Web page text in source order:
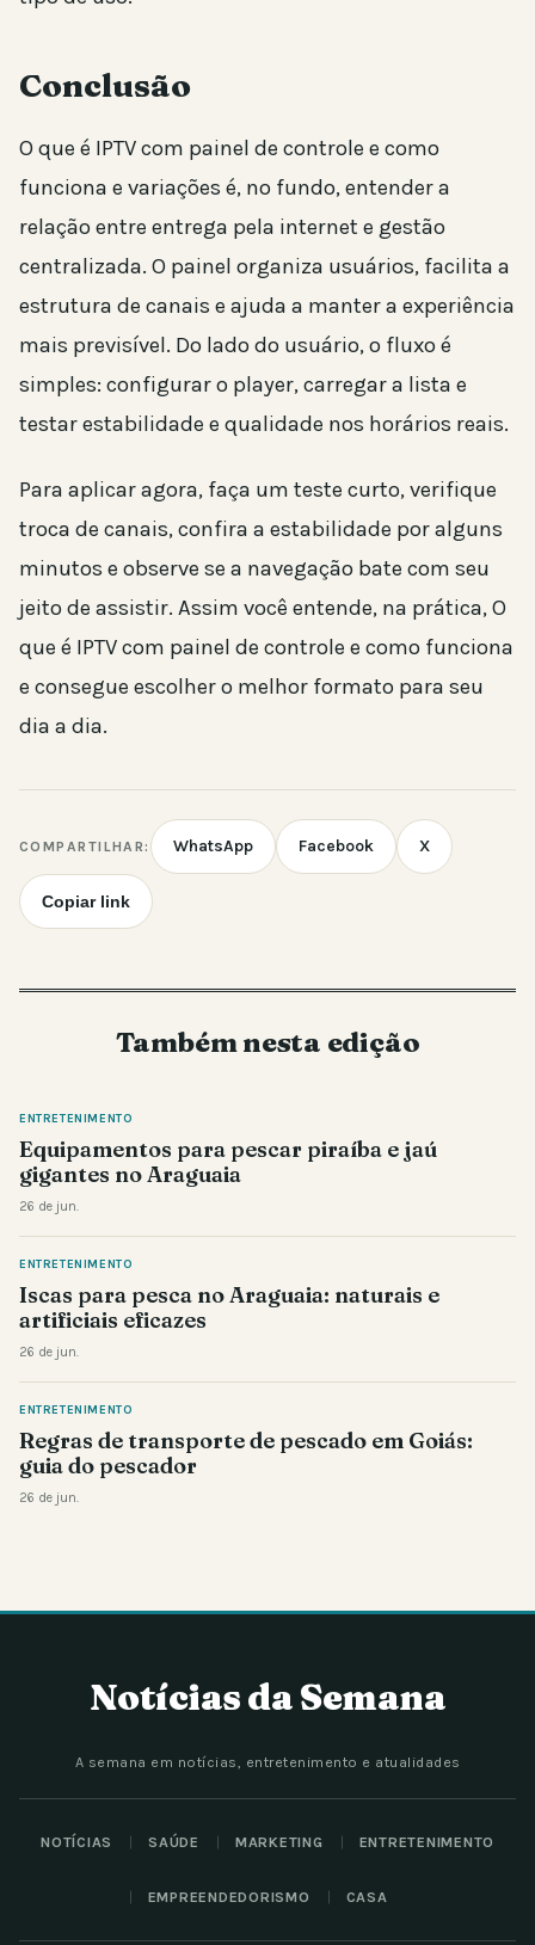
Conclusão
O que é IPTV com painel de controle e como
funciona e variações é, no fundo, entender a
relação entre entrega pela internet e gestão
centralizada. O painel organiza usuários, facilita a
estrutura de canais e ajuda a manter a experiência
mais previsível. Do lado do usuário, o fluxo é
simples: configurar o player, carregar a lista e
testar estabilidade e qualidade nos horários reais.
Para aplicar agora, faça um teste curto, verifique
troca de canais, confira a estabilidade por alguns
minutos e observe se a navegação bate com seu
jeito de assistir. Assim você entende, na prática, O
que é IPTV com painel de controle e como funciona
e consegue escolher o melhor formato para seu
dia a dia.
COMPARTILHAR: WhatsApp Facebook X
Copiar link
Também nesta edição
ENTRETENIMENTO
Equipamentos para pescar piraíba e jaú
gigantes no Araguaia
26 de jun.
ENTRETENIMENTO
Iscas para pesca no Araguaia: naturais e
artificiais eficazes
26 de jun.
ENTRETENIMENTO
Regras de transporte de pescado em Goiás:
guia do pescador
26 de jun.
Notícias da Semana
A semana em notícias, entretenimento e atualidades
NOTÍCIAS SAÚDE MARKETING ENTRETENIMENTO
EMPREENDEDORISMO CASA